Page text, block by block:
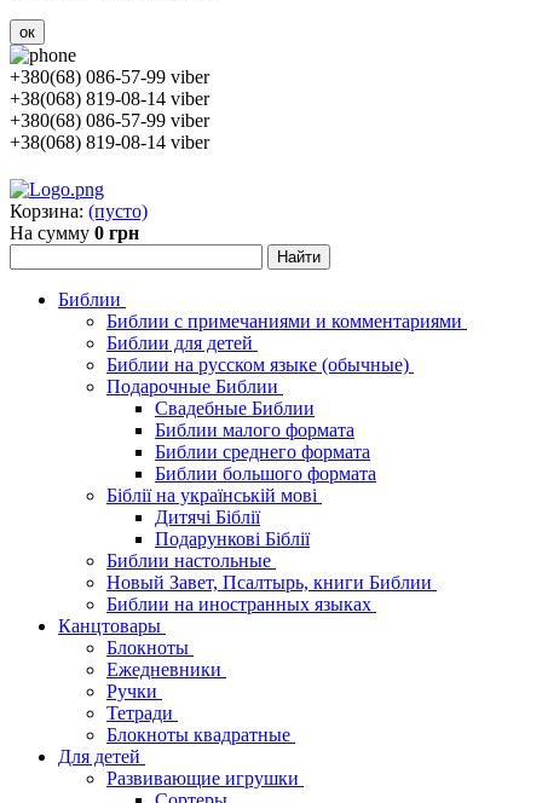
ок
+380(68) 086-57-99 viber
+38(068) 819-08-14 viber
+380(68) 086-57-99 viber
+38(068) 819-08-14 viber
Корзина: (пусто)
На сумму 0 грн
Библии
Библии с примечаниями и комментариями
Библии для детей
Библии на русском языке (обычные)
Подарочные Библии
Свадебные Библии
Библии малого формата
Библии среднего формата
Библии большого формата
Біблії на українській мові
Дитячі Біблії
Подарункові Біблії
Библии настольные
Новый Завет, Псалтырь, книги Библии
Библии на иностранных языках
Канцтовары
Блокноты
Ежедневники
Ручки
Тетради
Блокноты квадратные
Для детей
Развивающие игрушки